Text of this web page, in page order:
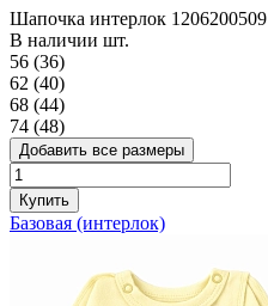
Шапочка интерлок 1206200509
В наличии шт.
56 (36)
62 (40)
68 (44)
74 (48)
Добавить все размеры
Купить
Базовая (интерлок)